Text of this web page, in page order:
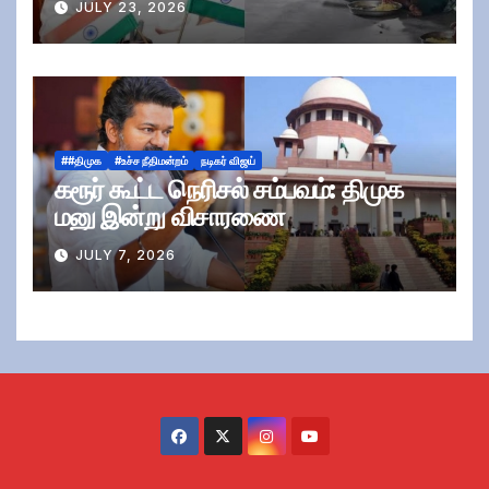
JULY 23, 2026
##திமுக #உச்ச நீதிமன்றம் நடிகர் விஜய்
கரூர் கூட்ட நெரிசல் சம்பவம்: திமுக
மனு இன்று விசாரணை
JULY 7, 2026